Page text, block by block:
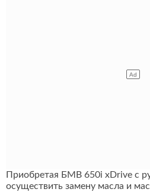
Приобретая БМВ 650i xDrive с
осуществить замену масла и